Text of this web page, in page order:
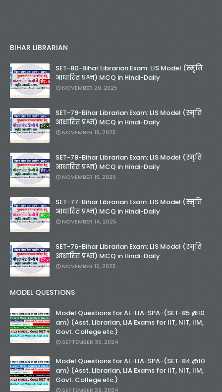
BIHAR LIBRARIAN
SET-80-Bihar Librarian Exam: LIS Model (स्मृति
आधारित प्रश्न) MCQ in Hindi-Daily
NOVEMBER 20, 2025
SET-79-Bihar Librarian Exam: LIS Model (स्मृति
आधारित प्रश्न) MCQ in Hindi-Daily
NOVEMBER 18, 2025
SET-78-Bihar Librarian Exam: LIS Model (स्मृति
आधारित प्रश्न) MCQ in Hindi-Daily
NOVEMBER 16, 2025
SET-77-Bihar Librarian Exam: LIS Model (स्मृति
आधारित प्रश्न) MCQ in Hindi-Daily
NOVEMBER 14, 2025
SET-76-Bihar Librarian Exam: LIS Model (स्मृति
आधारित प्रश्न) MCQ in Hindi-Daily
NOVEMBER 12, 2025
MODEL QUESTIONS
Model Questions for AL-LIA-SPA-(SET-85 @10
am) (Asst. Librarian, LIA Exams for IIT, NIT, IIM,
Govt. College etc.)
SEPTEMBER 30, 2024
Model Questions for AL-LIA-SPA-(SET-84 @10
am) (Asst. Librarian, LIA Exams for IIT, NIT, IIM,
Govt. College etc.)
SEPTEMBER 29, 2024